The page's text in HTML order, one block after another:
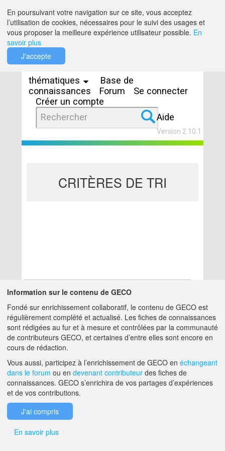
thématiques
Base de
connaissances
Forum
Se connecter
Créer un compte
Aide
Version 2.10.1
CRITÈRES DE TRI
Aucun résultat
A PROPOS DE GECO AIDE
F.A.Q. NOUS CONTACTER
En poursuivant votre navigation sur ce site, vous acceptez
l’utilisation de cookies, nécessaires pour le suivi des usages et
vous proposer la meilleure expérience utilisateur possible. En
savoir plus
J'accepte
Information sur le contenu de GECO
Fondé sur enrichissement collaboratif, le contenu de GECO est
régulièrement complété et actualisé. Les fiches de connaissances
sont rédigées au fur et à mesure et contrôlées par la communauté
de contributeurs GECO, et certaines d’entre elles sont encore en
cours de rédaction.
Vous aussi, participez à l’enrichissement de GECO en échangeant
dans le forum ou en devenant contributeur des fiches de
connaissances. GECO s’enrichira de vos partages d’expériences
et de vos contributions.
J'ai compris
En savoir plus